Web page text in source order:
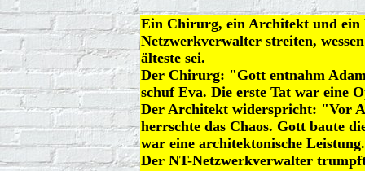
Ein Chirurg, ein Architekt und ein
Netzwerkverwalter streiten,
älteste sei.
Der Chirurg: "Gott entnahm
schuf Eva. Die erste Tat war eine
Der Architekt widerspricht: "Vor
herrschte das Chaos. Gott baute
war eine architektonische
Der NT-Netzwerkverwalter